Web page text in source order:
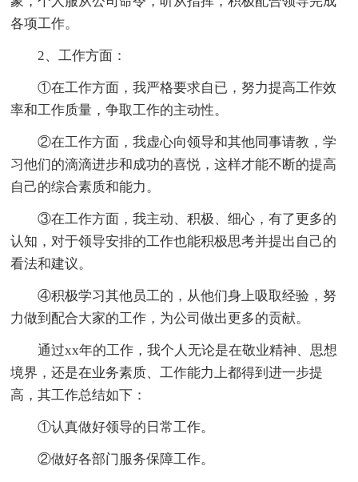
各项工作。
2、工作方面：
①在工作方面，我严格要求自已，努力提高工作效
率和工作质量，争取工作的主动性。
②在工作方面，我虚心向领导和其他同事请教，学
习他们的滴滴进步和成功的喜悦，这样才能不断的提高
自己的综合素质和能力。
③在工作方面，我主动、积极、细心，有了更多的
认知，对于领导安排的工作也能积极思考并提出自己的
看法和建议。
④积极学习其他员工的，从他们身上吸取经验，努
力做到配合大家的工作，为公司做出更多的贡献。
通过xx年的工作，我个人无论是在敬业精神、思想
境界，还是在业务素质、工作能力上都得到进一步提
高，其工作总结如下：
①认真做好领导的日常工作。
②做好各部门服务保障工作。